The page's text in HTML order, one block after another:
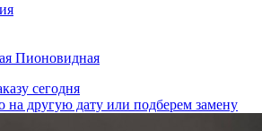
Пионовидная
сегодня
на другую дату или подберем замену